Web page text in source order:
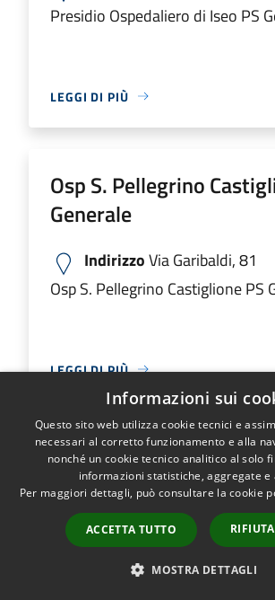
Presidio Ospedaliero di Iseo PS
LEGGI DI PIÙ
Osp S. Pellegrino
Generale
IndirizzoVia Garibaldi, 81
Osp S. Pellegrino Castiglione PS
LEGGI DI PIÙ
Ospedale M.O. Locatelli
Generale
IndirizzoVia Groppino, 22
Ospedale M.O. Locatelli Piario PS
Informazioni sui
Questo sito web utilizza cookie tecnici e
necessari al corretto funzionamento e alla
nonché un cookie tecnico analitico al solo
informazioni statistiche, aggregate e
Per maggiori dettagli, può consultare la cookie
ACCETTA TUTTO
MOSTRA DETTAGLI